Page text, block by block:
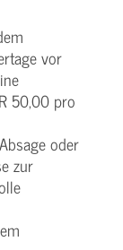
vor
50,00 pro
oder
zur